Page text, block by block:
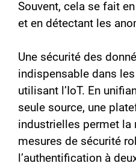
Souvent, cela se fait
et en détectant les
Une sécurité des
indispensable dans
utilisant l’IoT. En
seule source, une
industrielles permet
mesures de sécurité
l’authentification à